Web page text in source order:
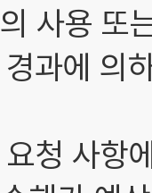
사용 또
과에 의
청 사항